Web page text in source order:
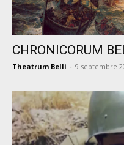
CHRONICORUM
Theatrum Belli - 9 septembre